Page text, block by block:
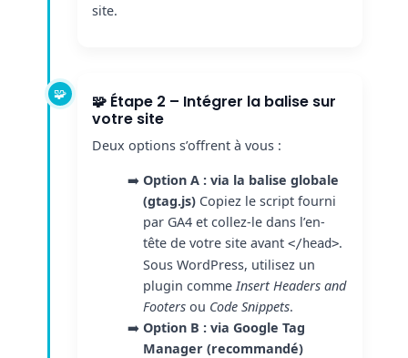
site.
🧩 Étape 2 – Intégrer la balise sur
votre site
Deux options s’offrent à vous :
Option A : via la balise globale
(gtag.js) Copiez le script fourni
par GA4 et collez-le dans l’en-
tête de votre site avant </head>.
Sous WordPress, utilisez un
plugin comme Insert Headers and
Footers ou Code Snippets.
Option B : via Google Tag
Manager (recommandé)